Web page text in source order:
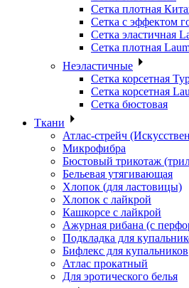
Сетка плотная
Сетка с эффектом
Сетка эластичная
Сетка плотная
Неэластичные
Сетка корсетная
Сетка корсетная
Сетка бюстовая
Ткани
Атлас-стрейч
Микрофибра
Бюстовый трикотаж
Бельевая утягивающая
Хлопок (для ластовицы)
Хлопок с лайкрой
Кашкорсе с лайкрой
Ажурная рибана (с
Подкладка для
Бифлекс для купальников
Атлас прокатный
Для эротического белья